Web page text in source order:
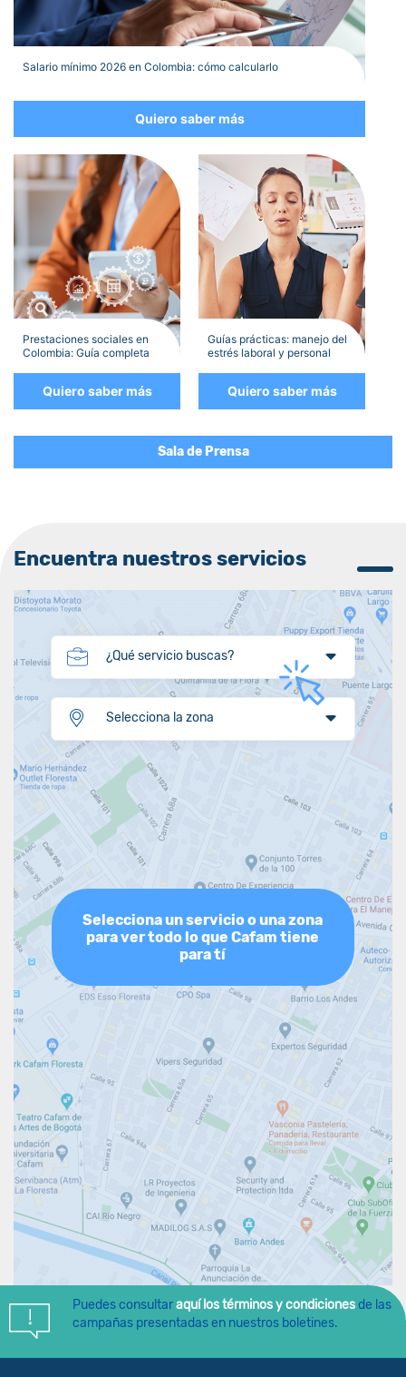
Salario mínimo 2026 en Colombia: cómo calcularlo
Quiero saber más
Prestaciones sociales en
Colombia: Guía completa
Quiero saber más
Guías prácticas: manejo del
estrés laboral y personal
Quiero saber más
Sala de Prensa
Encuentra nuestros servicios
¿Qué servicio buscas?
Selecciona la zona
Selecciona un servicio o una zona
para ver todo lo que Cafam tiene
para tí
Puedes consultaraquí los términos y condicionesde las
campañas presentadas en nuestros boletines.